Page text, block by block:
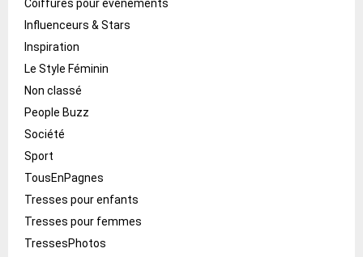
Coiffures pour événements
Influenceurs & Stars
Inspiration
Le Style Féminin
Non classé
People Buzz
Société
Sport
TousEnPagnes
Tresses pour enfants
Tresses pour femmes
TressesPhotos